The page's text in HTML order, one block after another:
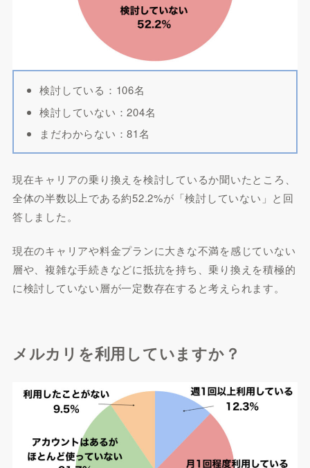
検討している：106名
検討していない：204名
まだわからない：81名
現在キャリアの乗り換えを検討しているか聞いたところ、
全体の半数以上である約52.2%が「検討していない」と回
答しました。
現在のキャリアや料金プランに大きな不満を感じていない
層や、複雑な手続きなどに抵抗を持ち、乗り換えを積極的
に検討していない層が一定数存在すると考えられます。
メルカリを利用していますか？